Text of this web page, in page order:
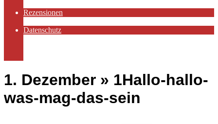
Rezensionen
Datenschutz
1. Dezember » 1Hallo-hallo-
was-mag-das-sein